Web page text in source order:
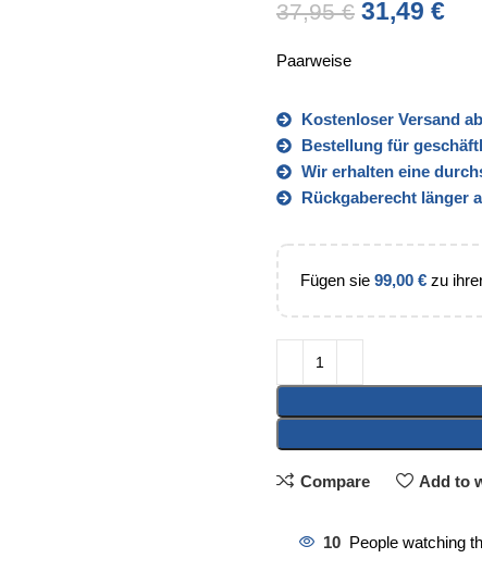
37,95€ 31,49 €
Paarweise
Kostenloser Versand
Bestellung für
Wir erhalten eine
Rückgaberecht länger
Fügen sie 99,00 € zu
Compare Add to
10 People watching